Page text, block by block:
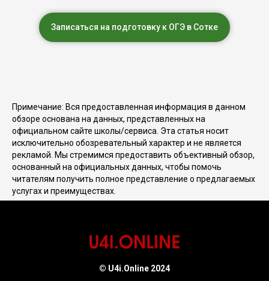
Записаться на подготовку к ОГЭ в Сотке
Примечание: Вся предоставленная информация в данном
обзоре основана на данных, представленных на
официальном сайте школы/сервиса. Эта статья носит
исключительно обозревательный характер и не является
рекламой. Мы стремимся предоставить объективный обзор,
основанный на официальных данных, чтобы помочь
читателям получить полное представление о предлагаемых
услугах и преимуществах.
© U4i.Online 2024